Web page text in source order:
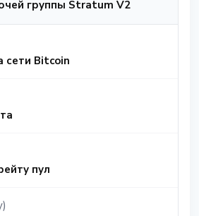
группы Stratum V2
сети Bitcoin
пул